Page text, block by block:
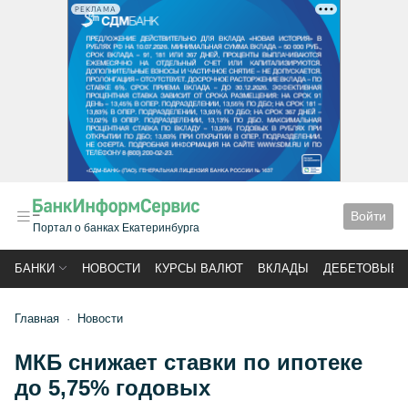
РЕКЛАМА
Портал о банках Екатеринбурга
Войти
БАНКИ НОВОСТИ КУРСЫ ВАЛЮТ ВКЛАДЫ ДЕБЕТОВЫЕ
Главная Новости
МКБ снижает ставки по ипотеке
до 5,75% годовых